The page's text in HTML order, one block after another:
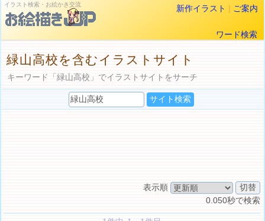
イラスト検索・お絵かき交流 新作イラスト | ご案内
ワード検索
緑山高校を含むイラストサイト
キーワード「緑山高校」でイラストサイトをサーチ
表示順
0.050秒で検索